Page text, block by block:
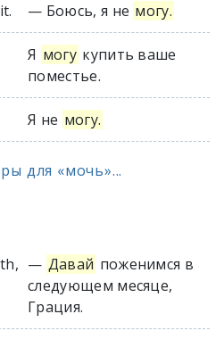
it. — Боюсь, я не могу.
Я могу купить ваше
поместье.
Я не могу.
для «мочь»...
— Давай поженимся в
следующем месяце,
Грация.